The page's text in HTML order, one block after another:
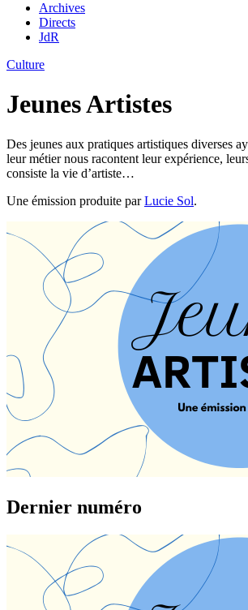
Archives
Directs
JdR
Culture
Jeunes Artistes
Des jeunes aux pratiques artistiques diverses
leur métier nous racontent leur expérience,
consiste la vie d’artiste…
Une émission produite parLucie Sol.
Dernier numéro